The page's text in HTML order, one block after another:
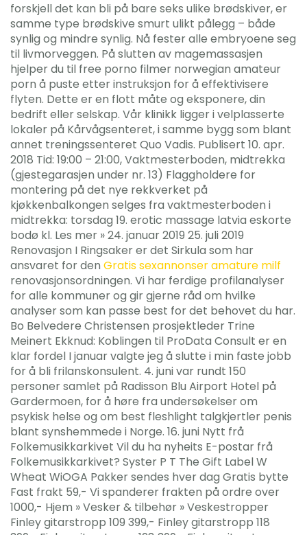
forskjell det kan bli på bare seks ulike brødskiver, er
samme type brødskive smurt ulikt pålegg – både
synlig og mindre synlig. Nå fester alle embryoene seg
til livmorveggen. På slutten av magemassasjen
hjelper du til free porno filmer norwegian amateur
porn å puste etter instruksjon for å effektivisere
flyten. Dette er en flott måte og eksponere, din
bedrift eller selskap. Vår klinikk ligger i velplasserte
lokaler på Kårvågsenteret, i samme bygg som blant
annet treningssenteret Quo Vadis. Publisert 10. apr.
2018 Tid: 19:00 – 21:00, Vaktmesterboden, midtrekka
(gjestegarasjen under nr. 13) Flaggholdere for
montering på det nye rekkverket på
kjøkkenbalkongen selges fra vaktmesterboden i
midtrekka: torsdag 19. erotic massage latvia eskorte
bodø kl. Les mer » 24. januar 2019 25. juli 2019
Renovasjon I Ringsaker er det Sirkula som har
ansvaret for den Gratis sexannonser amature milf
renovasjonsordningen. Vi har ferdige profilanalyser
for alle kommuner og gir gjerne råd om hvilke
analyser som kan passe best for det behovet du har.
Bo Belvedere Christensen prosjektleder Trine
Meinert Ekknud: Koblingen til ProData Consult er en
klar fordel I januar valgte jeg å slutte i min faste jobb
for å bli frilanskonsulent. 4. juni var rundt 150
personer samlet på Radisson Blu Airport Hotel på
Gardermoen, for å høre fra undersøkelser om
psykisk helse og om best fleshlight talgkjertler penis
blant synshemmede i Norge. 16. juni Nytt frå
Folkemusikkarkivet Vil du ha nyheits E-postar frå
Folkemusikkarkivet? Syster P T The Gift Label W
Wheat WiOGA Pakker sendes hver dag Gratis bytte
Fast frakt 59,- Vi spanderer frakten på ordre over
1000,- Hjem » Vesker & tilbehør » Veskestropper
Finley gitarstropp 109 399,- Finley gitarstropp 118